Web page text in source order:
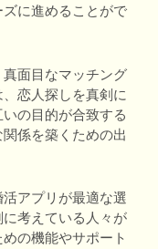
に進めることがで
面目なマッチング
恋人探しを真剣に
の目的が合致する
係を築くための出
アプリが最適な選
考えている人々が
の機能やサポート